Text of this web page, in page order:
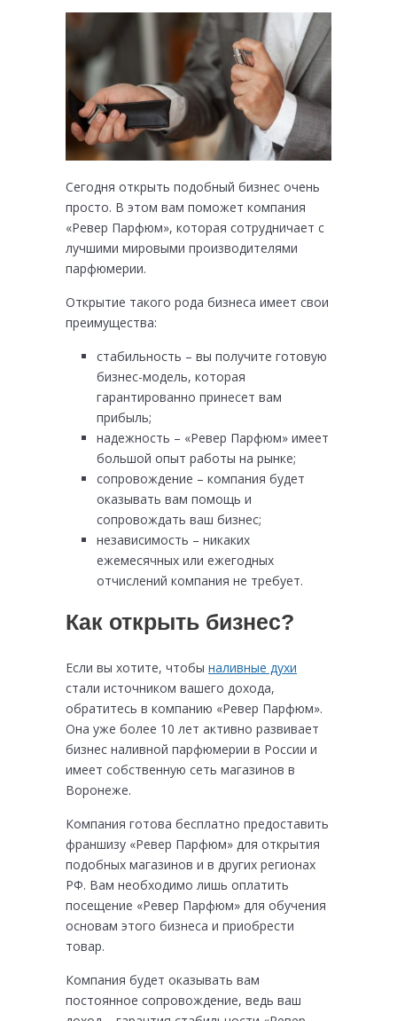
Сегодня открыть подобный бизнес очень
просто. В этом вам поможет компания
«Ревер Парфюм», которая сотрудничает с
лучшими мировыми производителями
парфюмерии.
Открытие такого рода бизнеса имеет свои
преимущества:
стабильность – вы получите готовую
бизнес-модель, которая
гарантированно принесет вам
прибыль;
надежность – «Ревер Парфюм» имеет
большой опыт работы на рынке;
сопровождение – компания будет
оказывать вам помощь и
сопровождать ваш бизнес;
независимость – никаких
ежемесячных или ежегодных
отчислений компания не требует.
Как открыть бизнес?
Если вы хотите, чтобы наливные духи
стали источником вашего дохода,
обратитесь в компанию «Ревер Парфюм».
Она уже более 10 лет активно развивает
бизнес наливной парфюмерии в России и
имеет собственную сеть магазинов в
Воронеже.
Компания готова бесплатно предоставить
франшизу «Ревер Парфюм» для открытия
подобных магазинов и в других регионах
РФ. Вам необходимо лишь оплатить
посещение «Ревер Парфюм» для обучения
основам этого бизнеса и приобрести
товар.
Компания будет оказывать вам
постоянное сопровождение, ведь ваш